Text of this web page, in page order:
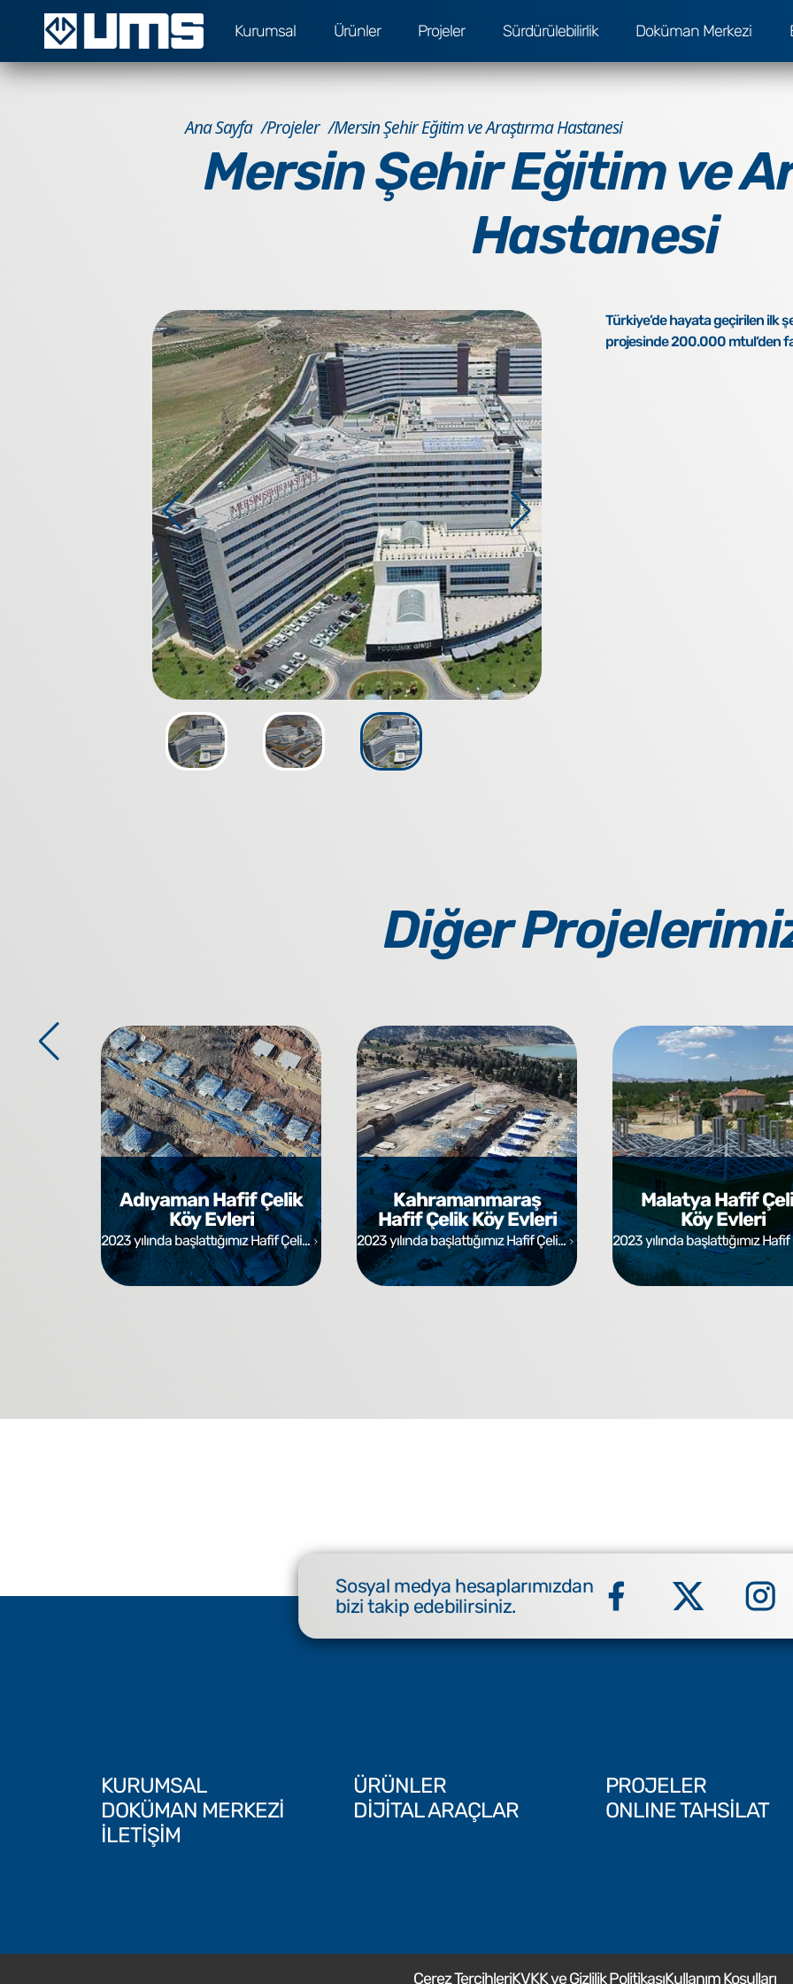
Kurumsal Ürünler Projeler Sürdürülebilirlik Doküman Merkezi
Ana Sayfa Projeler Mersin Şehir Eğitim ve Araştırma Hastanesi
Mersin Şehir Eğitim ve
Hastanesi
Türkiye’de hayata geçirilen ilk
projesinde 200.000 mtul‘den
Diğer
Adıyaman Hafif Çelik
Köy Evleri
2023 yılında başlattığımız Hafif Çeli...
Kahramanmaraş
Hafif Çelik Köy Evleri
2023 yılında başlattığımız Hafif Çeli...
Malatya Hafif
Köy Evleri
2023 yılında başlattığımız Hafif
Sosyal medya hesaplarımızdan
bizi takip edebilirsiniz.
KURUMSAL ÜRÜNLER
PROJELER
DOKÜMAN MERKEZİ
DİJİTAL ARAÇLAR
ONLINE TAHSİLAT
İLETİŞİM
Çerez TercihleriKVKK ve Gizlilik PolitikasıKullanım Koşulları